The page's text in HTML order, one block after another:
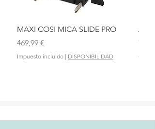
MAXI COSI MICA SLIDE PRO
Precio
469,99 €
Impuesto incluido | DISPONIBILIDAD